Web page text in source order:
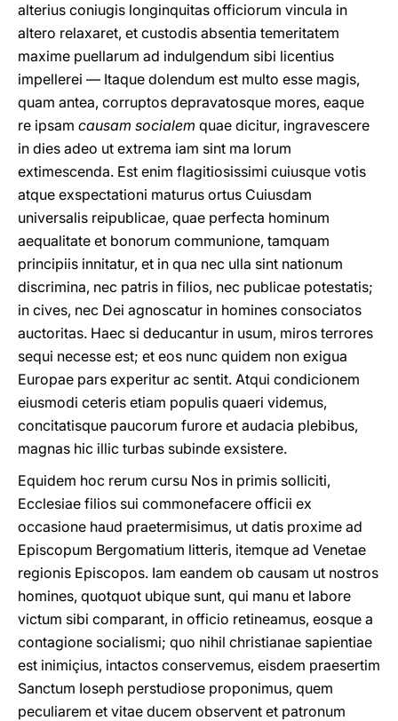
alterius coniugis longinquitas officiorum vincula in
altero relaxaret, et custodis absentia temeritatem
maxime puellarum ad indulgendum sibi licentius
impellerei — Itaque dolendum est multo esse magis,
quam antea, corruptos depravatosque mores, eaque
re ipsam causam socialem quae dicitur, ingravescere
in dies adeo ut extrema iam sint ma lorum
extimescenda. Est enim flagitiosissimi cuiusque votis
atque exspectationi maturus ortus Cuiusdam
universalis reipublicae, quae perfecta hominum
aequalitate et bonorum communione, tamquam
principiis innitatur, et in qua nec ulla sint nationum
discrimina, nec patris in filios, nec publicae potestatis;
in cives, nec Dei agnoscatur in homines consociatos
auctoritas. Haec si deducantur in usum, miros terrores
sequi necesse est; et eos nunc quidem non exigua
Europae pars experitur ac sentit. Atqui condicionem
eiusmodi ceteris etiam populis quaeri videmus,
concitatisque paucorum furore et audacia plebibus,
magnas hic illic turbas subinde exsistere.
Equidem hoc rerum cursu Nos in primis solliciti,
Ecclesiae filios sui commonefacere officii ex
occasione haud praetermisimus, ut datis proxime ad
Episcopum Bergomatium litteris, itemque ad Venetae
regionis Episcopos. Iam eandem ob causam ut nostros
homines, quotquot ubique sunt, qui manu et labore
victum sibi comparant, in officio retineamus, eosque a
contagione socialismi; quo nihil christianae sapientiae
est inimiçius, intactos conservemus, eisdem praesertim
Sanctum Ioseph perstudiose proponimus, quem
peculiarem et vitae ducem observent et patronum